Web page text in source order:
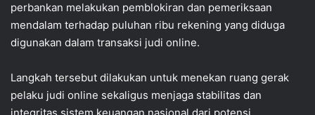
perbankan melakukan pemblokiran dan pemeriksaan
mendalam terhadap puluhan ribu rekening yang diduga
digunakan dalam transaksi judi online.
Langkah tersebut dilakukan untuk menekan ruang gerak
pelaku judi online sekaligus menjaga stabilitas dan